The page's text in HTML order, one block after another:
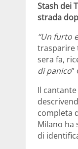
Stash dei
strada
“Un furto
trasparire
sera fa,
di panico”
Il
completa
Milano ha
di